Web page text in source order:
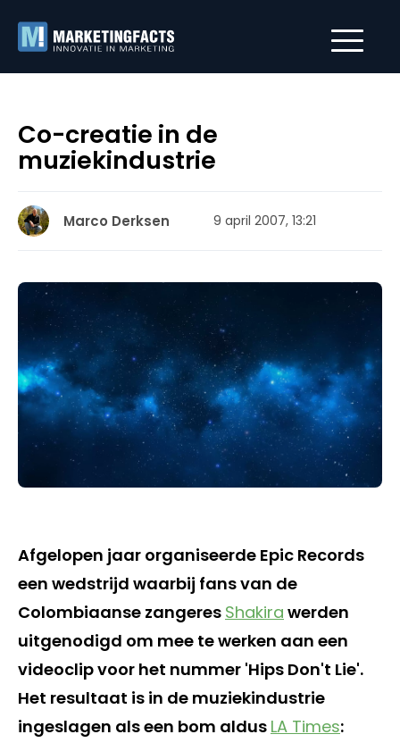
Co-creatie in de
muziekindustrie
Marco Derksen 9 april 2007, 13:21
Afgelopen jaar organiseerde Epic Records
een wedstrijd waarbij fans van de
Colombiaanse zangeres Shakira werden
uitgenodigd om mee te werken aan een
videoclip voor het nummer 'Hips Don't Lie'.
Het resultaat is in de muziekindustrie
ingeslagen als een bom aldus LA Times: